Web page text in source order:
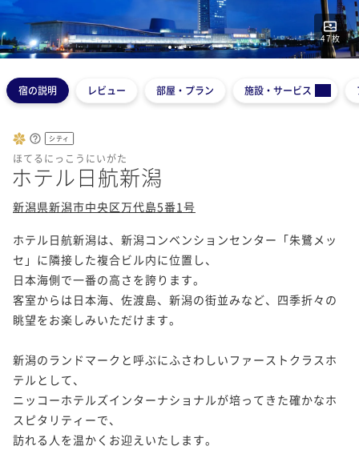
47枚
12345
宿の説明 レビュー 部屋・プラン 施設・サービス
シティ
ほてるにっこうにいがた
ホテル日航新潟
新潟県新潟市中央区万代島5番1号
ホテル日航新潟は、新潟コンベンションセンター「朱鷺メッ
セ」に隣接した複合ビル内に位置し、
日本海側で一番の高さを誇ります。
客室からは日本海、佐渡島、新潟の街並みなど、四季折々の
眺望をお楽しみいただけます。
新潟のランドマークと呼ぶにふさわしいファーストクラスホ
テルとして、
ニッコーホテルズインターナショナルが培ってきた確かなホ
スピタリティーで、
訪れる人を温かくお迎えいたします。